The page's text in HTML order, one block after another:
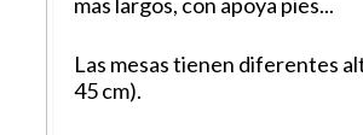
Las mesas tienen diferentes
45 cm).